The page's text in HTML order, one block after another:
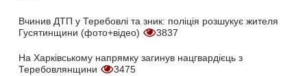
Вчинив ДТП у Теребовлі та зник: поліція розшукує жителя
Гусятинщини (фото+відео)
3837
На Харківському напрямку загинув нацгвардієць з
Теребовлянщини
3475